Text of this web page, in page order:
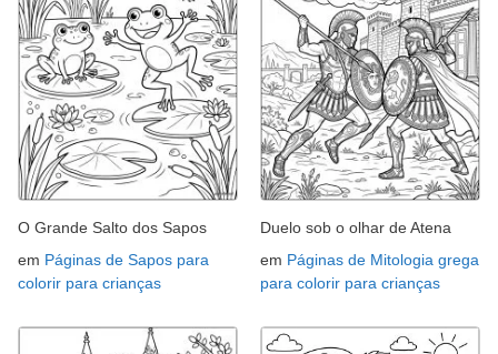
O Grande Salto dos Sapos
em Páginas de Sapos para
colorir para crianças
Duelo sob o olhar de Atena
em Páginas de Mitologia grega
para colorir para crianças